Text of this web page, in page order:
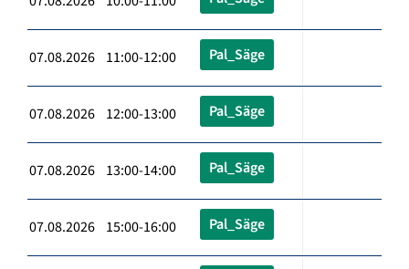
07.08.2026 11:00-12:00 Pal_Säge
07.08.2026 12:00-13:00 Pal_Säge
07.08.2026 13:00-14:00 Pal_Säge
07.08.2026 15:00-16:00 Pal_Säge